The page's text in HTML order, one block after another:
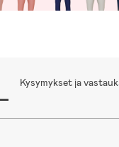
Kysymykset ja